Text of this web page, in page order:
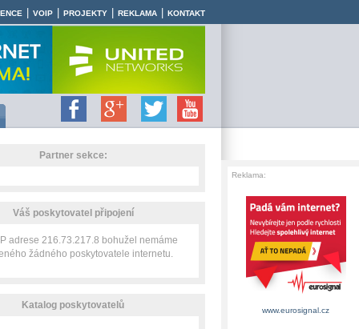
VOIP PROJEKTY REKLAMA KONTAKT
Partner sekce:
Váš poskytovatel připojení
adrese 216.73.217.8 bohužel nemáme
žádného poskytovatele internetu.
Katalog poskytovatelů
Reklama:
www.eurosignal.cz